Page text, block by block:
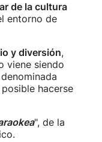
de la cultura
entorno de
y diversión,
viene siendo
hacerse
", de la